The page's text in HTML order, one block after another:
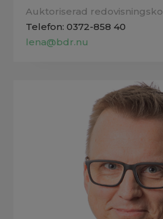
Auktoriserad
Telefon: 0372-858 40
lena@bdr.nu